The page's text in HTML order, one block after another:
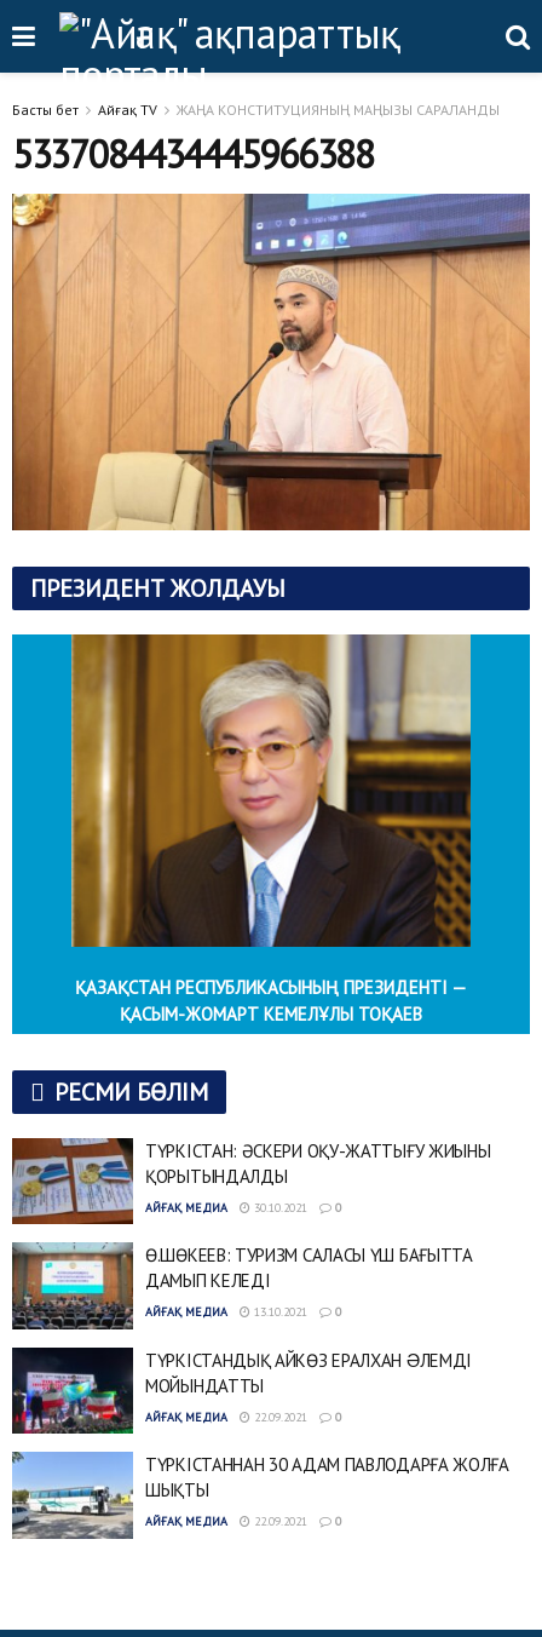
Басты бет Айғақ TV ЖАҢА КОНСТИТУЦИЯНЫҢ МАҢЫЗЫ САРАЛАНДЫ
5337084434445966388
ПРЕЗИДЕНТ ЖОЛДАУЫ
ҚАЗАҚСТАН РЕСПУБЛИКАСЫНЫҢ ПРЕЗИДЕНТІ —
ҚАСЫМ-ЖОМАРТ КЕМЕЛҰЛЫ ТОҚАЕВ
РЕСМИ БӨЛІМ
ТҮРКІСТАН: ӘСКЕРИ ОҚУ-ЖАТТЫҒУ ЖИЫНЫ
ҚОРЫТЫНДАЛДЫ
АЙҒАҚ МЕДИА 30.10.2021 0
Ө.ШӨКЕЕВ: ТУРИЗМ САЛАСЫ ҮШ БАҒЫТТА
ДАМЫП КЕЛЕДІ
АЙҒАҚ МЕДИА 13.10.2021 0
ТҮРКІСТАНДЫҚ АЙКӨЗ ЕРАЛХАН ƏЛЕМДІ
МОЙЫНДАТТЫ
АЙҒАҚ МЕДИА 22.09.2021 0
ТҮРКІСТАННАН 30 АДАМ ПАВЛОДАРҒА ЖОЛҒА
ШЫҚТЫ
АЙҒАҚ МЕДИА 22.09.2021 0